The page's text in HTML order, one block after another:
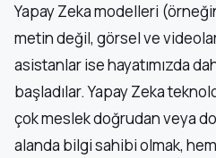
Yapay Zeka modelleri
metin değil, görsel ve
asistanlar ise hayatımızda
başladılar. Yapay Zeka
çok meslek doğrudan veya
alanda bilgi sahibi olmak,